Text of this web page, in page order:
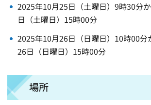
2025年10月25日（土曜日）9時30分
日（土曜日）15時00分
2025年10月26日（日曜日）10時00分
26日（日曜日）15時00分
場所